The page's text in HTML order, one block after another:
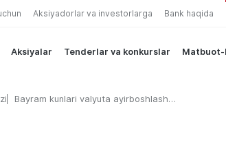
Aksiyadorlar va investorlarga Bank haqida
Aksiyalar Tenderlar va konkurslar
Bayram kunlari valyuta ayirboshlash